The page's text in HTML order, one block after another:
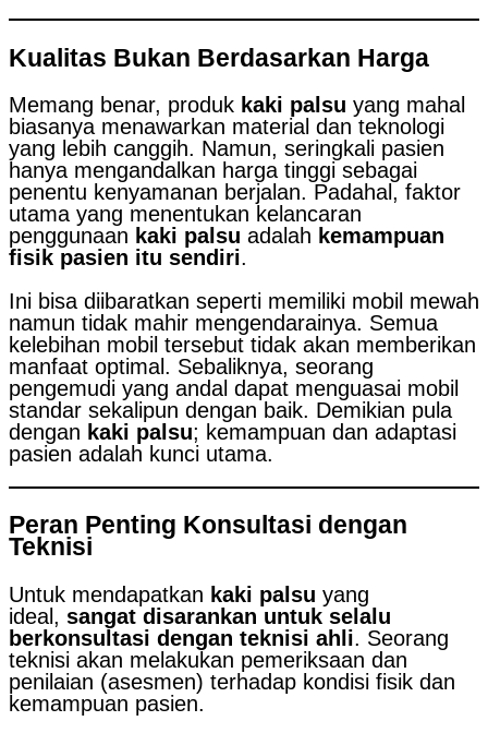
Kualitas Bukan Berdasarkan Harga
Memang benar, produk kaki palsu yang mahal
biasanya menawarkan material dan teknologi
yang lebih canggih. Namun, seringkali pasien
hanya mengandalkan harga tinggi sebagai
penentu kenyamanan berjalan. Padahal, faktor
utama yang menentukan kelancaran
penggunaan kaki palsu adalah kemampuan
fisik pasien itu sendiri.
Ini bisa diibaratkan seperti memiliki mobil mewah
namun tidak mahir mengendarainya. Semua
kelebihan mobil tersebut tidak akan memberikan
manfaat optimal. Sebaliknya, seorang
pengemudi yang andal dapat menguasai mobil
standar sekalipun dengan baik. Demikian pula
dengan kaki palsu; kemampuan dan adaptasi
pasien adalah kunci utama.
Peran Penting Konsultasi dengan
Teknisi
Untuk mendapatkan kaki palsu yang
ideal, sangat disarankan untuk selalu
berkonsultasi dengan teknisi ahli. Seorang
teknisi akan melakukan pemeriksaan dan
penilaian (asesmen) terhadap kondisi fisik dan
kemampuan pasien.